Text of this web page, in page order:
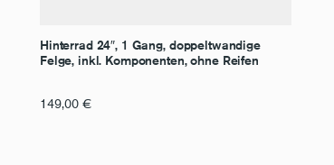
Hinterrad 24″, 1 Gang, doppeltwandige
Felge, inkl. Komponenten, ohne Reifen
149,00 €